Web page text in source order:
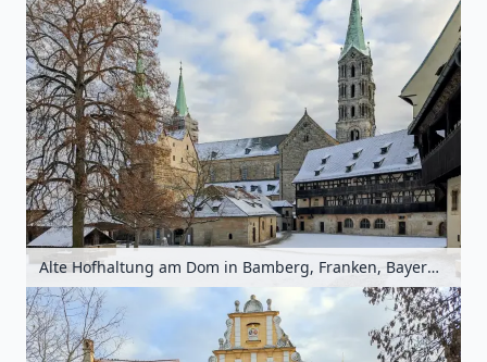
Alte Hofhaltung am Dom in Bamberg, Franken, Bayern, Deutschland